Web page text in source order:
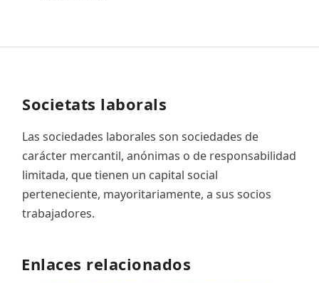
Societats laborals
Las sociedades laborales son sociedades de
carácter mercantil, anónimas o de responsabilidad
limitada, que tienen un capital social
perteneciente, mayoritariamente, a sus socios
trabajadores.
Enlaces relacionados